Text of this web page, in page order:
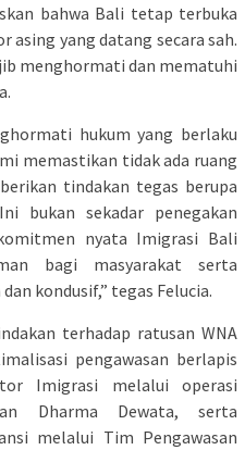
bahwa Bali tetap terbuka
asing yang datang secara sah.
menghormati dan mematuhi
hukum yang berlaku
memastikan tidak ada ruang
tindakan tegas berupa
bukan sekadar penegakan
nyata Imigrasi Bali
bagi masyarakat serta
kondusif,” tegas Felucia.
terhadap ratusan WNA
pengawasan berlapis
Imigrasi melalui operasi
Dharma Dewata, serta
melalui Tim Pengawasan